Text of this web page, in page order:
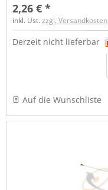
2,26 € *
inkl. Ust.zzgl. Versandkosten
Derzeit nicht lieferbar
Auf die Wunschliste